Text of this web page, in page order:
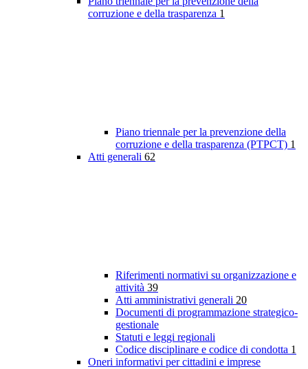
corruzione e della trasparenza 1
Piano triennale per la prevenzione della
corruzione e della trasparenza (PTPCT) 1
Atti generali 62
Riferimenti normativi su organizzazione e
attività 39
Atti amministrativi generali 20
Documenti di programmazione strategico-
gestionale
Statuti e leggi regionali
Codice disciplinare e codice di condotta 1
Oneri informativi per cittadini e imprese